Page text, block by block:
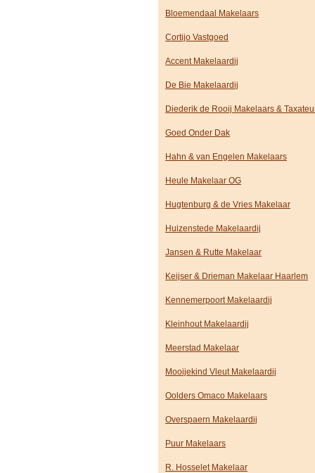
Bloemendaal Makelaars
Cortijo Vastgoed
Accent Makelaardij
De Bie Makelaardij
Diederik de Rooij Makelaars &
Goed Onder Dak
Hahn & van Engelen Makelaars
Heule Makelaar OG
Hugtenburg & de Vries Makelaar
Huizenstede Makelaardij
Jansen & Rutte Makelaar
Keijser & Drieman Makelaar Haarlem
Kennemerpoort Makelaardij
Kleinhout Makelaardij
Meerstad Makelaar
Mooijekind Vleut Makelaardij
Oolders Omaco Makelaars
Overspaern Makelaardij
Puur Makelaars
R. Hosselet Makelaar